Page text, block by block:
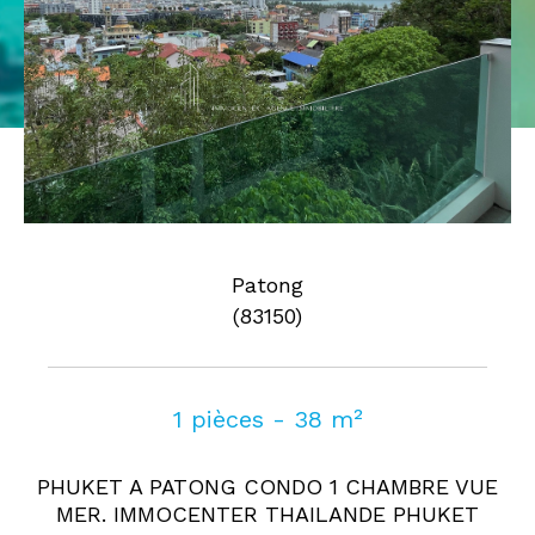
Patong
(83150)
1 pièces - 38 m²
PHUKET A PATONG CONDO 1 CHAMBRE VUE
MER. IMMOCENTER THAILANDE PHUKET
Pièces
0 1 2 3 4
Où
Où
AFFINER LES CRITÈRES
FILTRER PAR